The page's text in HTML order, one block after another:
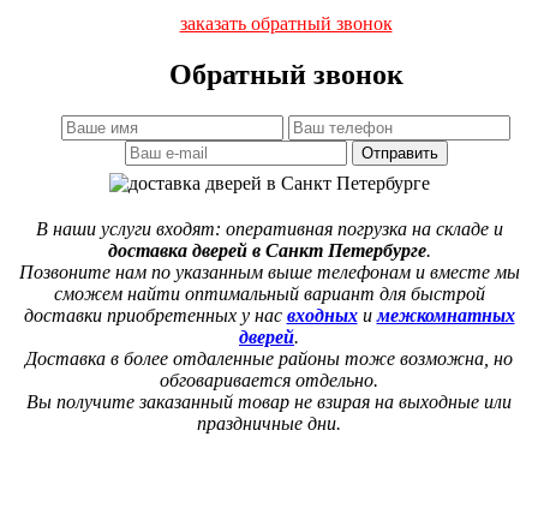
заказать обратный звонок
Обратный звонок
Отправить
В наши услуги входят: оперативная погрузка на складе и
доставка дверей в Санкт Петербурге.
Позвоните нам по указанным выше телефонам и вместе мы
сможем найти оптимальный вариант для быстрой
доставки приобретенных у нас входныхимежкомнатных
дверей.
Доставка в более отдаленные районы тоже возможна, но
обговаривается отдельно.
Вы получите заказанный товар не взирая на выходные или
праздничные дни.